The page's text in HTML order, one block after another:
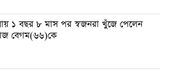
১ বছর ৮ মাস পর স্বজনরা খুঁজে পেলেন
বেগম(৬৬)কে